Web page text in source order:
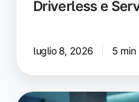
Driverless e
luglio 8, 2026 5 min